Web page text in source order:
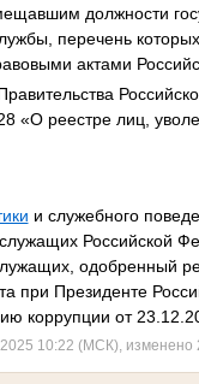
должности
перечень
актами
«О реестре лиц,
и служебного
Российской
одобренный
при Президенте
коррупции от
10:22 (МСК),